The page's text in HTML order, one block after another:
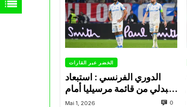
الخضر عبر القارات
الدوري الفرنسي : استبعاد
عبدلي من قائمة مرسيليا أمام
نانت
Mai 1, 2026 0